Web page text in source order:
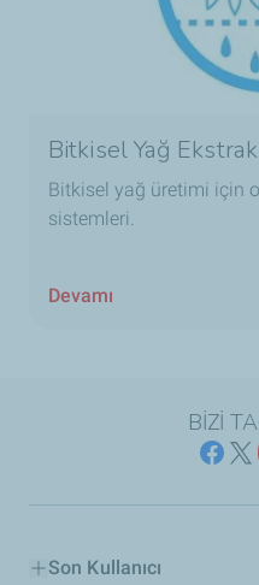
Bitkisel Yağ
Bitkisel yağ üretimi için
sistemleri.
Devamı
BİZİ
Son Kullanıcı